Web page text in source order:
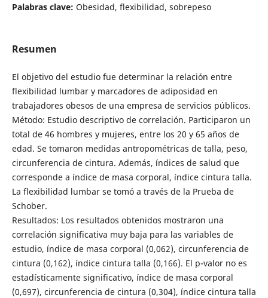
Palabras clave: Obesidad, flexibilidad, sobrepeso
Resumen
El objetivo del estudio fue determinar la relación entre
flexibilidad lumbar y marcadores de adiposidad en
trabajadores obesos de una empresa de servicios públicos.
Método: Estudio descriptivo de correlación. Participaron un
total de 46 hombres y mujeres, entre los 20 y 65 años de
edad. Se tomaron medidas antropométricas de talla, peso,
circunferencia de cintura. Además, índices de salud que
corresponde a índice de masa corporal, índice cintura talla.
La flexibilidad lumbar se tomó a través de la Prueba de
Schober.
Resultados: Los resultados obtenidos mostraron una
correlación significativa muy baja para las variables de
estudio, índice de masa corporal (0,062), circunferencia de
cintura (0,162), índice cintura talla (0,166). El p-valor no es
estadísticamente significativo, índice de masa corporal
(0,697), circunferencia de cintura (0,304), índice cintura talla